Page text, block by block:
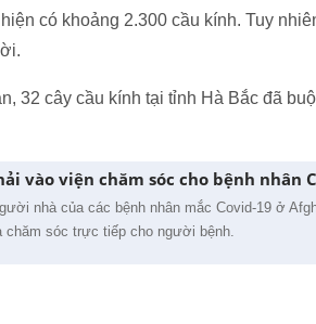
có khoảng 2.300 cầu kính. Tuy
32 cây cầu kính tại tỉnh Hà Bắc đã
vào viện chăm sóc cho bệnh nhân
nhà của các bệnh nhân mắc Covid-19 ở
chăm sóc trực tiếp cho người bệnh.